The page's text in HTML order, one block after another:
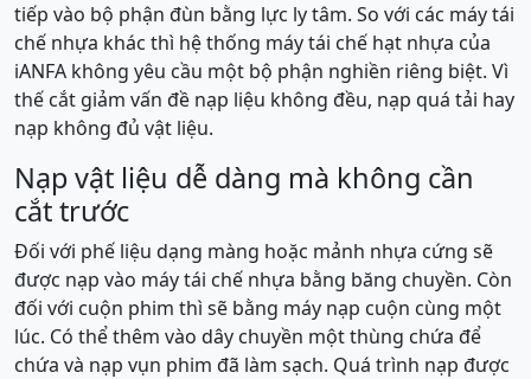
tiếp vào bộ phận đùn bằng lực ly tâm. So với các máy tái
chế nhựa khác thì hệ thống máy tái chế hạt nhựa của
iANFA không yêu cầu một bộ phận nghiền riêng biệt. Vì
thế cắt giảm vấn đề nạp liệu không đều, nạp quá tải hay
nạp không đủ vật liệu.
Nạp vật liệu dễ dàng mà không cần
cắt trước
Đối với phế liệu dạng màng hoặc mảnh nhựa cứng sẽ
được nạp vào máy tái chế nhựa bằng băng chuyền. Còn
đối với cuộn phim thì sẽ bằng máy nạp cuộn cùng một
lúc. Có thể thêm vào dây chuyền một thùng chứa để
chứa và nạp vụn phim đã làm sạch. Quá trình nạp được